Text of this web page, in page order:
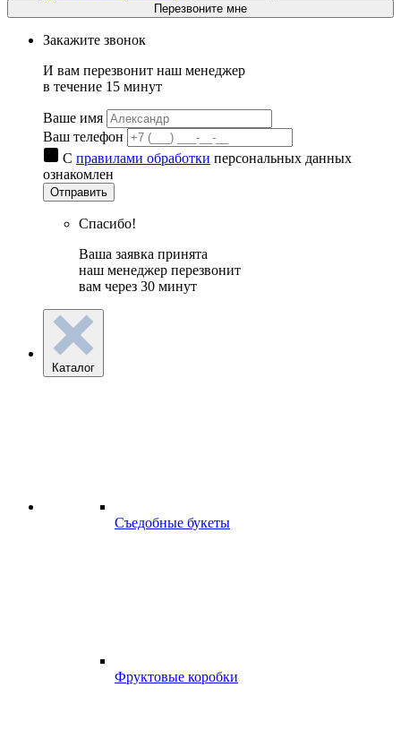
Перезвоните мне
Закажите звонок
И вам перезвонит наш менеджер
в течение 15 минут
Ваше имя
Ваш телефон
С правилами обработки персональных данных
ознакомлен
Отправить
Спасибо!
Ваша заявка принята
наш менеджер перезвонит
вам через 30 минут
Каталог
Съедобные букеты
Фруктовые коробки